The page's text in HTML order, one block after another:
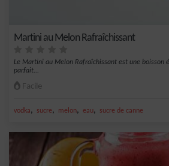
Martini au Melon Rafraîchissant
Le Martini au Melon Rafraîchissant est une boisson
parfait...
Facile
vodka, sucre, melon, eau, sucre de canne